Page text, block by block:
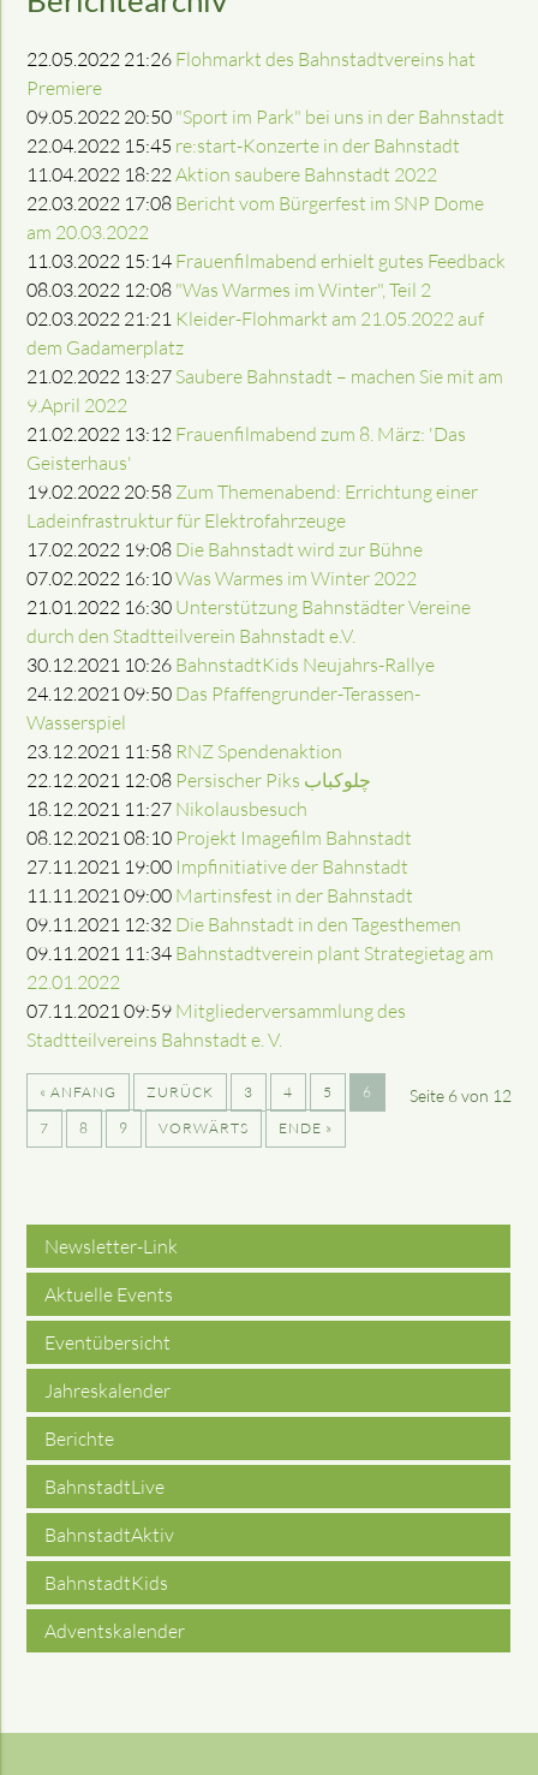
22.05.2022 21:26 Flohmarkt des Bahnstadtvereins hat
Premiere
09.05.2022 20:50 "Sport im Park" bei uns in der Bahnstadt
22.04.2022 15:45 re:start-Konzerte in der Bahnstadt
11.04.2022 18:22 Aktion saubere Bahnstadt 2022
22.03.2022 17:08 Bericht vom Bürgerfest im SNP Dome
am 20.03.2022
11.03.2022 15:14 Frauenfilmabend erhielt gutes Feedback
08.03.2022 12:08 "Was Warmes im Winter", Teil 2
02.03.2022 21:21 Kleider-Flohmarkt am 21.05.2022 auf
dem Gadamerplatz
21.02.2022 13:27 Saubere Bahnstadt – machen Sie mit am
9.April 2022
21.02.2022 13:12 Frauenfilmabend zum 8. März: 'Das
Geisterhaus'
19.02.2022 20:58 Zum Themenabend: Errichtung einer
Ladeinfrastruktur für Elektrofahrzeuge
17.02.2022 19:08 Die Bahnstadt wird zur Bühne
07.02.2022 16:10Was Warmes im Winter 2022
21.01.2022 16:30 Unterstützung Bahnstädter Vereine
durch den Stadtteilverein Bahnstadt e.V.
30.12.2021 10:26 BahnstadtKids Neujahrs-Rallye
24.12.2021 09:50 Das Pfaffengrunder-Terassen-
Wasserspiel
23.12.2021 11:58 RNZ Spendenaktion
22.12.2021 12:08
Persischer Piks چلوکباب
18.12.2021 11:27 Nikolausbesuch
08.12.2021 08:10 Projekt Imagefilm Bahnstadt
27.11.2021 19:00 Impfinitiative der Bahnstadt
11.11.2021 09:00 Martinsfest in der Bahnstadt
09.11.2021 12:32 Die Bahnstadt in den Tagesthemen
09.11.2021 11:34 Bahnstadtverein plant Strategietag am
22.01.2022
07.11.2021 09:59 Mitgliederversammlung des
Stadtteilvereins Bahnstadt e. V.
Seite 6 von 12
« ANFANG ZURÜCK 3 4 5
6
7
8 9 VORWÄRTS ENDE »
Newsletter-Link
Aktuelle Events
Eventübersicht
Jahreskalender
Berichte
BahnstadtLive
BahnstadtAktiv
BahnstadtKids
Adventskalender